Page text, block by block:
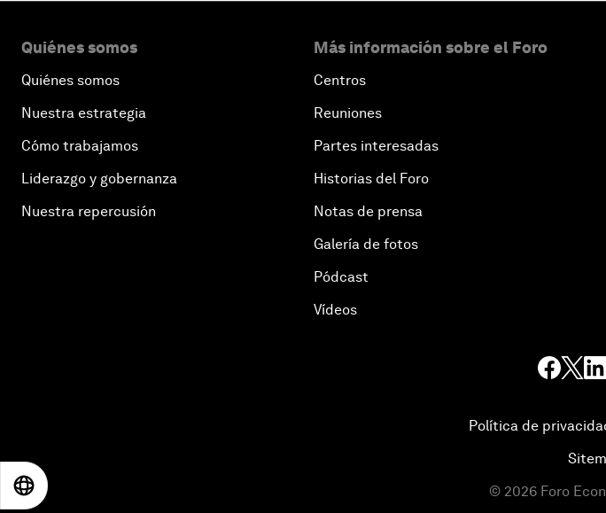
Quiénes somos
Quiénes somos
Nuestra estrategia
Cómo trabajamos
Liderazgo y gobernanza
Nuestra repercusión
Más información sobre el Foro
Centros
Reuniones
Partes interesadas
Historias del Foro
Notas de prensa
Galería de fotos
Pódcast
Vídeos
Política de
© 2026 Foro